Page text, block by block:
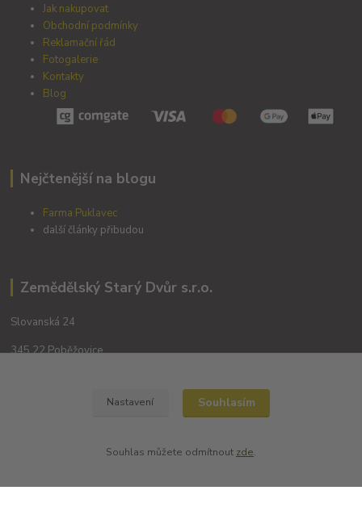
Jak nakupovat
Obchodní podmínky
Reklamační řád
Fotogalerie
Kontakty
Blog
Nejčtenější na blogu
Farma Puklavec
další články přibudou
Zemědělský Starý Dvůr s.r.o.
Slovanská 24
345 22 Poběžovice
Nastavení Souhlasím
Souhlas můžete odmítnout zde.